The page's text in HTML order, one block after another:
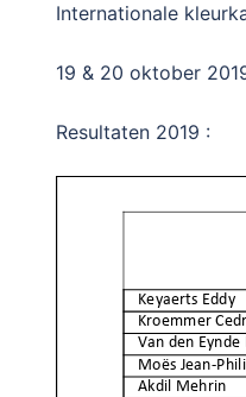
Internationale
19 & 20 oktober
Resultaten 2019 :